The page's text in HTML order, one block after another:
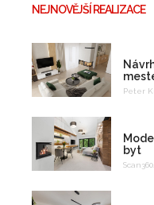
NEJNOVĚJŠÍ REALIZACE
Peter
byt